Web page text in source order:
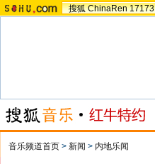
搜狐 ChinaRen 17173
音乐频道首页 > 新闻 > 内地乐闻